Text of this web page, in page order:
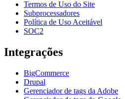
Termos de Uso do Site
Subprocessadores
Política de Uso Aceitável
SOC2
Integrações
BigCommerce
Drupal
Gerenciador de tags da Adobe